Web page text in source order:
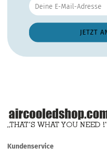
Kundenservice